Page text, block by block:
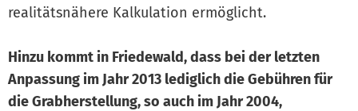
realitätsnähere Kalkulation ermöglicht.
Hinzu kommt in Friedewald, dass bei der letzten
Anpassung im Jahr 2013 lediglich die Gebühren für
die Grabherstellung, so auch im Jahr 2004,